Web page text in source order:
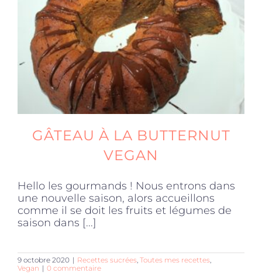
Produits sains
Click and collect
Traiteur
Accessoires
Offres
GÂTEAU À LA BUTTERNUT
VEGAN
Hello les gourmands ! Nous entrons dans
une nouvelle saison, alors accueillons
comme il se doit les fruits et légumes de
saison dans [...]
9 octobre 2020 | Recettes sucrées Toutes mes recettes
Vegan | 0 commentaire